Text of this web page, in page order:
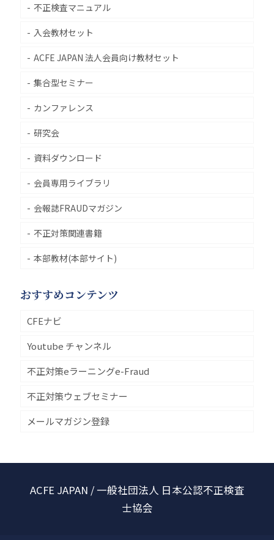
不正検査マニュアル
入会教材セット
ACFE JAPAN 法人会員向け教材セット
集合型セミナー
カンファレンス
研究会
資料ダウンロード
会員専用ライブラリ
会報誌FRAUDマガジン
不正対策関連書籍
本部教材(本部サイト)
おすすめコンテンツ
CFEナビ
Youtube チャンネル
不正対策eラーニングe-Fraud
不正対策ウェブセミナー
メールマガジン登録
ACFE JAPAN / 一般社団法人 日本公認不正検査
士協会